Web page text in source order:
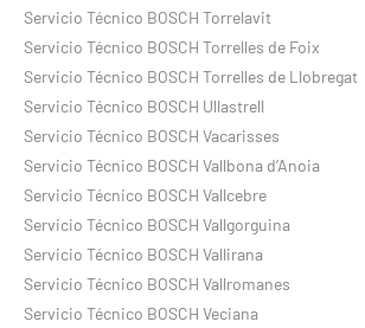
Servicio Técnico BOSCH Torrelavit
Servicio Técnico BOSCH Torrelles de Foix
Servicio Técnico BOSCH Torrelles de Llobregat
Servicio Técnico BOSCH Ullastrell
Servicio Técnico BOSCH Vacarisses
Servicio Técnico BOSCH Vallbona d’Anoia
Servicio Técnico BOSCH Vallcebre
Servicio Técnico BOSCH Vallgorguina
Servicio Técnico BOSCH Vallirana
Servicio Técnico BOSCH Vallromanes
Servicio Técnico BOSCH Veciana